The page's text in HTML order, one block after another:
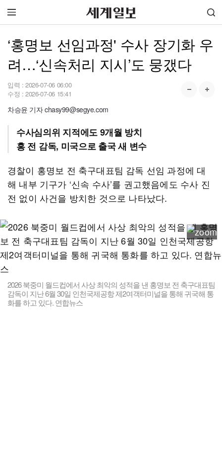
‘홍명보 선임과정' 수사 장기화 우
려…‘신속처리 지시’도 뭉갰다
입력 : 2026-07-06 06:00
수정 : 2026-07-06 15:41
차승윤 기자 chasy99@segye.com
수사심의위 지적에도 9개월 방치
홍 전 감독, 미국으로 출국 새 변수
경찰이 홍명보 전 축구대표팀 감독 선임 과정에 대
해 내부 기구가 ‘신속 수사’를 권고했음에도 수사 진
전 없이 사건을 방치한 것으로 나타났다.
2026 북중미 월드컵에서 사상 최악의 성적을 낸 홍명보 전 축구대표팀
감독이 지난 6월 30일 인천국제공항 제2여객터미널을 통해 귀국해 통
화를 하고 있다. 연합뉴스